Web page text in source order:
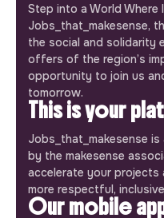
Step into a World Where
Jobs_that_makesense,
the social and solidarity
offers of the region’s
opportunity to join us
tomorrow.
This is your
Jobs_that_makesense
by the makesense
accelerate your
more respectful,
Our mobile